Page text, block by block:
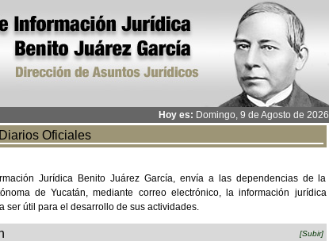
Hoy es: Domingo, 9 de Agosto de 2026
Oficiales
Jurídica Benito Juárez García, envía a las dependencias de la
de Yucatán, mediante correo electrónico, la información jurídica
ser útil para el desarrollo de sus actividades.
[Subir]